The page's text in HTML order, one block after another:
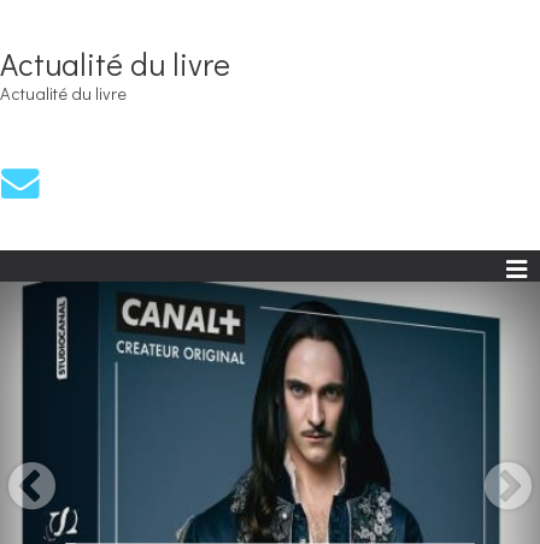
Actualité du livre
Actualité du livre